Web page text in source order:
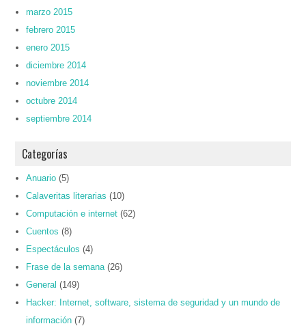
marzo 2015
febrero 2015
enero 2015
diciembre 2014
noviembre 2014
octubre 2014
septiembre 2014
Categorías
Anuario (5)
Calaveritas literarias (10)
Computación e internet (62)
Cuentos (8)
Espectáculos (4)
Frase de la semana (26)
General (149)
Hacker: Internet, software, sistema de seguridad y un mundo de
información (7)